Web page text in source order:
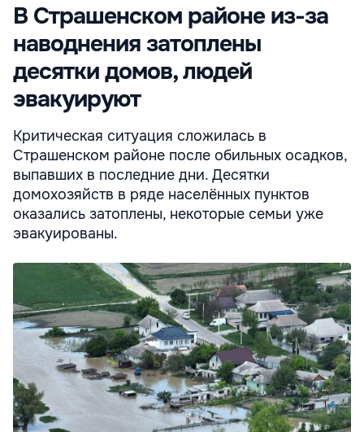
В Страшенском районе из-за
наводнения затоплены
десятки домов, людей
эвакуируют
Критическая ситуация сложилась в
Страшенском районе после обильных осадков,
выпавших в последние дни. Десятки
домохозяйств в ряде населённых пунктов
оказались затоплены, некоторые семьи уже
эвакуированы.